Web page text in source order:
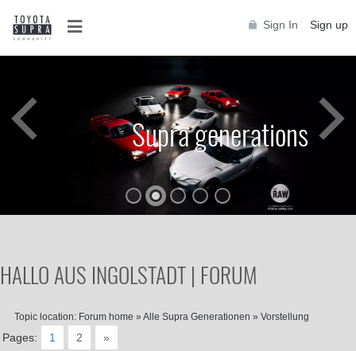
Sign In Sign up
Supra generations
HALLO AUS INGOLSTADT | FORUM
Topic location: Forum home » Alle Supra Generationen » Vorstellung
Pages: 1 2 »